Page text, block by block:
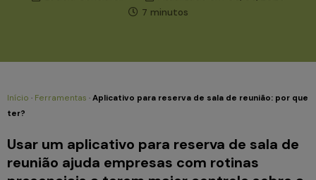
7 minutos
Início · Ferramentas ·Aplicativo para reserva de sala de reunião: por que
ter?
Usar um aplicativo para reserva de sala de
reunião ajuda empresas com rotinas